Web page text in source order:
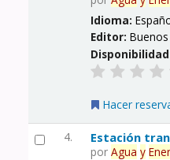
Idioma:
Editor:
Hacer
4. Estación
porAgua y